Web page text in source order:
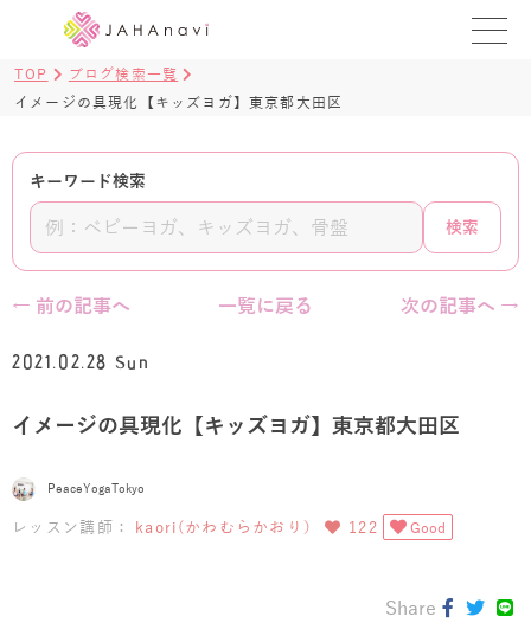
レッスンを探す
BLOG
ヨガ資格講座 ›
TOP
ブログ検索一覧
イメージの具現化【キッズヨガ】東京都大田区
キーワード検索
検索
← 前の記事へ 一覧に戻る 次の記事へ →
2021.02.28 Sun
イメージの具現化【キッズヨガ】東京都大田区
PeaceYogaTokyo
レッスン講師： kaori(かわむらかおり） 122 Good
Share